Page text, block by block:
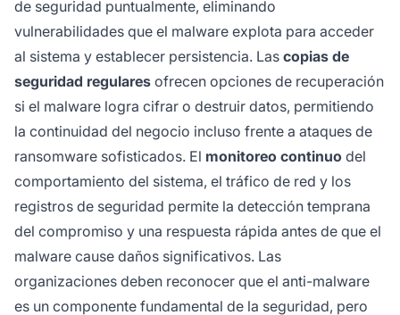
de seguridad puntualmente, eliminando
vulnerabilidades que el malware explota para acceder
al sistema y establecer persistencia. Las copias de
seguridad regulares ofrecen opciones de recuperación
si el malware logra cifrar o destruir datos, permitiendo
la continuidad del negocio incluso frente a ataques de
ransomware sofisticados. El monitoreo continuo del
comportamiento del sistema, el tráfico de red y los
registros de seguridad permite la detección temprana
del compromiso y una respuesta rápida antes de que el
malware cause daños significativos. Las
organizaciones deben reconocer que el anti-malware
es un componente fundamental de la seguridad, pero